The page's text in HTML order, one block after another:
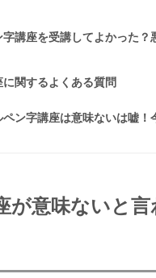
講座を受講してよかった？
関するよくある質問
ペン字講座は意味ないは嘘
が意味ないと